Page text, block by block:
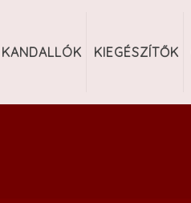
KANDALLÓK KIEGÉSZÍTŐK